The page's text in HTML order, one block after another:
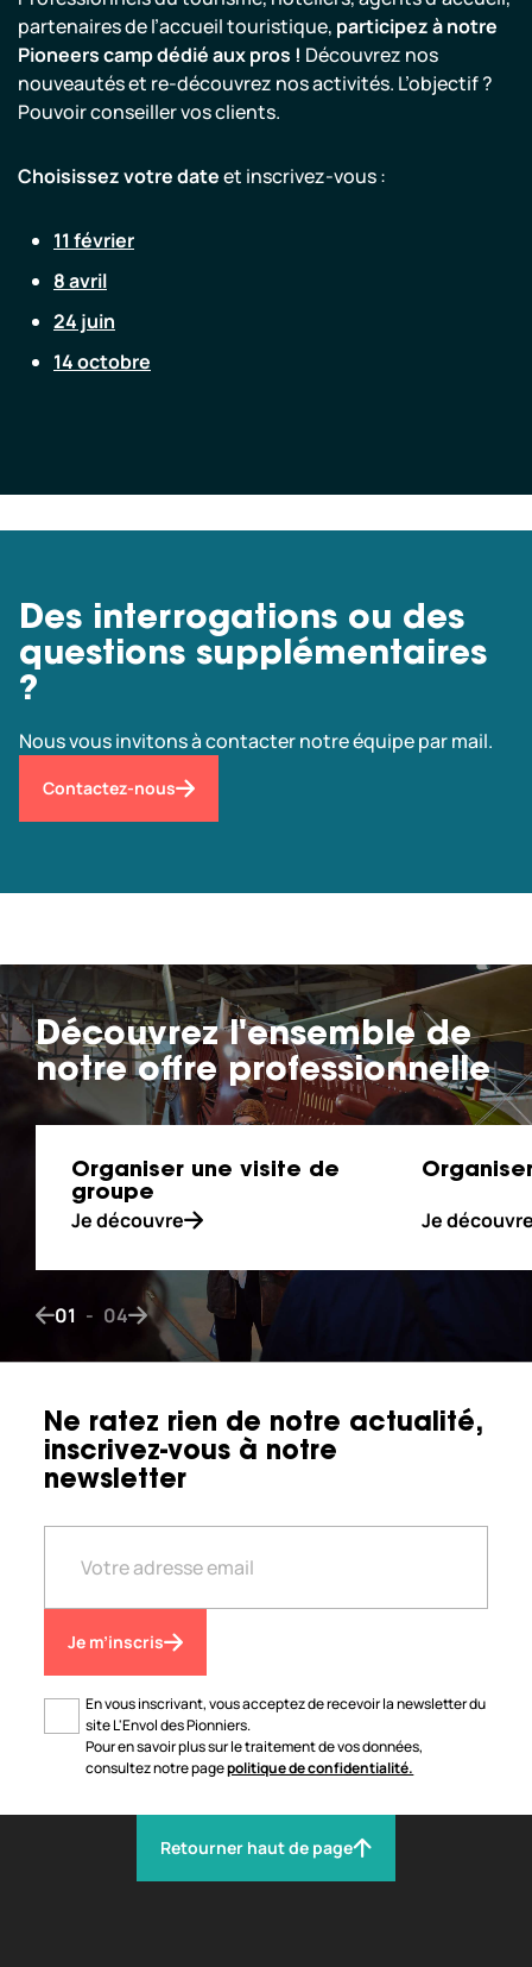
partenaires de l’accueil touristique, participez à notre
Pioneers camp dédié aux pros ! Découvrez nos
nouveautés et re-découvrez nos activités. L’objectif ?
Pouvoir conseiller vos clients.
Choisissez votre dateet inscrivez-vous :
11 février
8 avril
24 juin
14 octobre
Des interrogations ou des
questions supplémentaires
?
Nous vous invitons à contacter notre équipe par mail.
Contactez-nous
Découvrez l'ensemble de
notre offre professionnelle
Organiser une visite de
groupe
Je découvre Je
Bouton de navigation précédent
01 - 04Bouton de navigation suivant
Ne ratez rien de notre actualité,
inscrivez-vous à notre
newsletter
Je m’inscris
En vous inscrivant, vous acceptez de recevoir la newsletter du
site L'Envol des Pionniers.
Pour en savoir plus sur le traitement de vos données,
consultez notre pagepolitique de confidentialité.
Retourner haut de page